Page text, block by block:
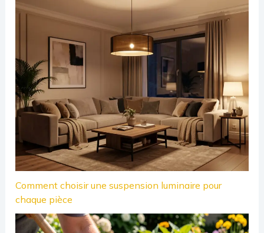
Comment choisir une suspension luminaire pour
chaque pièce